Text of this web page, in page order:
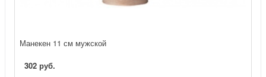
Манекен 11 см мужской
302 руб.